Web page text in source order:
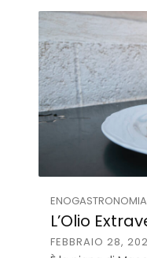
ENOGASTRONOMIA
L’Olio
FEBBRAIO 28,